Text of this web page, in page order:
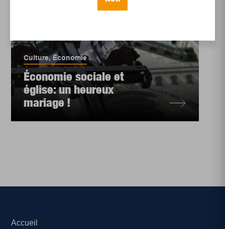
Culture,Économie
Économie sociale et
église: un heureux
mariage !
Accueil